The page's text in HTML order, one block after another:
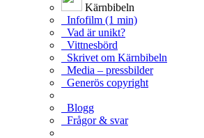
Kärnbibeln
Infofilm (1 min)
Vad är unikt?
Vittnesbörd
Skrivet om Kärnbibeln
Media – pressbilder
Generös copyright
Blogg
Frågor & svar